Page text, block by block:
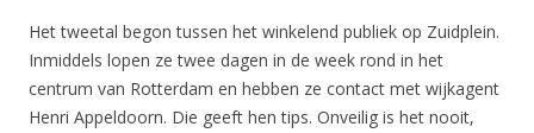
Het tweetal begon tussen het winkelend publiek op Zuidplein.
Inmiddels lopen ze twee dagen in de week rond in het
centrum van Rotterdam en hebben ze contact met wijkagent
Henri Appeldoorn. Die geeft hen tips. Onveilig is het nooit,